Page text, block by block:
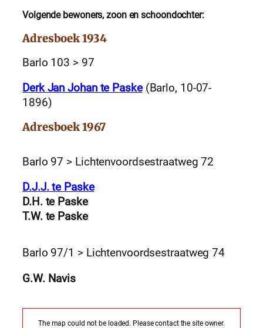
Volgende bewoners, zoon en schoondochter:
Adresboek 1934
Barlo 103 > 97
Derk Jan Johan te Paske(Barlo, 10-07-
1896)
Adresboek 1967
Barlo 97 > Lichtenvoordsestraatweg 72
D.J.J. te Paske
D.H. te Paske
T.W. te Paske
Barlo 97/1 > Lichtenvoordsestraatweg 74
G.W. Navis
The map could not be loaded. Please contact the site owner.